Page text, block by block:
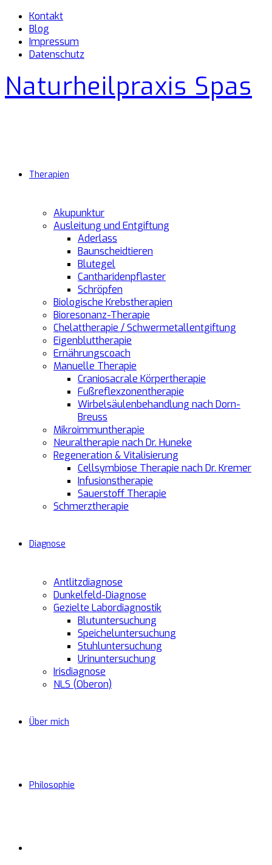
Kontakt
Blog
Impressum
Datenschutz
Naturheilpraxis Spas
Therapien
Akupunktur
Ausleitung und Entgiftung
Aderlass
Baunscheidtieren
Blutegel
Cantharidenpflaster
Schröpfen
Biologische Krebstherapien
Bioresonanz-Therapie
Chelattherapie / Schwermetallentgiftung
Eigenbluttherapie
Ernährungscoach
Manuelle Therapie
Craniosacrale Körpertherapie
Fußreflexzonentherapie
Wirbelsäulenbehandlung nach Dorn-
Breuss
Mikroimmuntherapie
Neuraltherapie nach Dr. Huneke
Regeneration & Vitalisierung
Cellsymbiose Therapie nach Dr. Kremer
Infusionstherapie
Sauerstoff Therapie
Schmerztherapie
Diagnose
Antlitzdiagnose
Dunkelfeld-Diagnose
Gezielte Labordiagnostik
Blutuntersuchung
Speicheluntersuchung
Stuhluntersuchung
Urinuntersuchung
Irisdiagnose
NLS (Oberon)
Über mich
Philosophie